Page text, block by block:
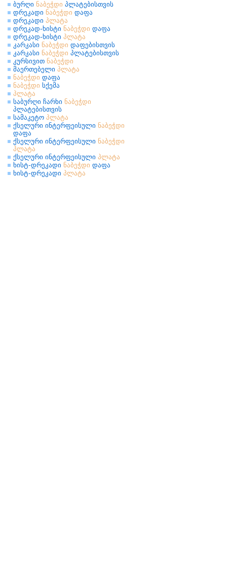
ბურღი ნაბეჭდი პლატებისთვის
დრეკადი ნაბეჭდი დაფა
დრეკადი პლატა
დრეკად-ხისტი ნაბეჭდი დაფა
დრეკად-ხისტი პლატა
კარკასი ნაბეჭდი დაფებისთვის
კარკასი ნაბეჭდი პლატებისთვის
კურსივით ნაბეჭდი
მაერთებელი პლატა
ნაბეჭდი დაფა
ნაბეჭდი სქემა
პლატა
საბურღი ჩარხი ნაბეჭდი
პლატებისთვის
სამაკეტო პლატა
ქსელური ინტერფეისული ნაბეჭდი
დაფა
ქსელური ინტერფეისული ნაბეჭდი
პლატა
ქსელური ინტერფეისული პლატა
ხისტ-დრეკადი ნაბეჭდი დაფა
ხისტ-დრეკადი პლატა